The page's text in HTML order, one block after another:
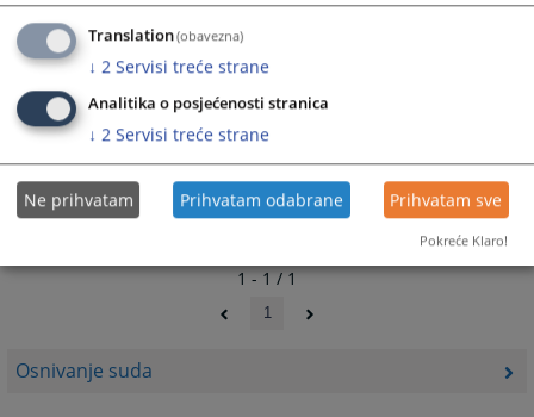
Osnivanje suda
1 - 1 / 1
1
Translation(obavezna)
↓ 2 Servisi treće strane
Analitika o posjećenosti stranica
↓ 2 Servisi treće strane
Ne prihvatam Prihvatam odabrane Prihvatam sve
Pokreće Klaro!